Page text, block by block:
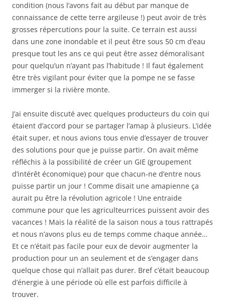
condition (nous l’avons fait au début par manque de
connaissance de cette terre argileuse !) peut avoir de très
grosses répercutions pour la suite. Ce terrain est aussi
dans une zone inondable et il peut être sous 50 cm d’eau
presque tout les ans ce qui peut être assez démoralisant
pour quelqu’un n’ayant pas l’habitude ! Il faut également
être très vigilant pour éviter que la pompe ne se fasse
immerger si la rivière monte.
J’ai ensuite discuté avec quelques producteurs du coin qui
étaient d’accord pour se partager l’amap à plusieurs. L’idée
était super, et nous avions tous envie d’essayer de trouver
des solutions pour que je puisse partir. On avait même
réfléchis à la possibilité de créer un GIE (groupement
d’intérêt économique) pour que chacun-ne d’entre nous
puisse partir un jour ! Comme disait une amapienne ça
aurait pu être la révolution agricole ! Une entraide
commune pour que les agriculteurrices puissent avoir des
vacances ! Mais la réalité de la saison nous a tous rattrapés
et nous n’avons plus eu de temps comme chaque année…
Et ce n’était pas facile pour eux de devoir augmenter la
production pour un an seulement et de s’engager dans
quelque chose qui n’allait pas durer. Bref c’était beaucoup
d’énergie à une période où elle est parfois difficile à
trouver.